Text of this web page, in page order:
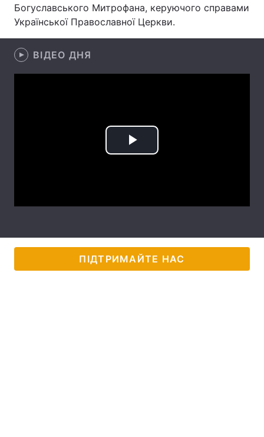
Інтерв'ю Думки
Контакти
Богуславського Митрофана, керуючого справами
Української Православної Церкви.
ВІДЕО ДНЯ
Play
ПІДТРИМАЙТЕ НАС